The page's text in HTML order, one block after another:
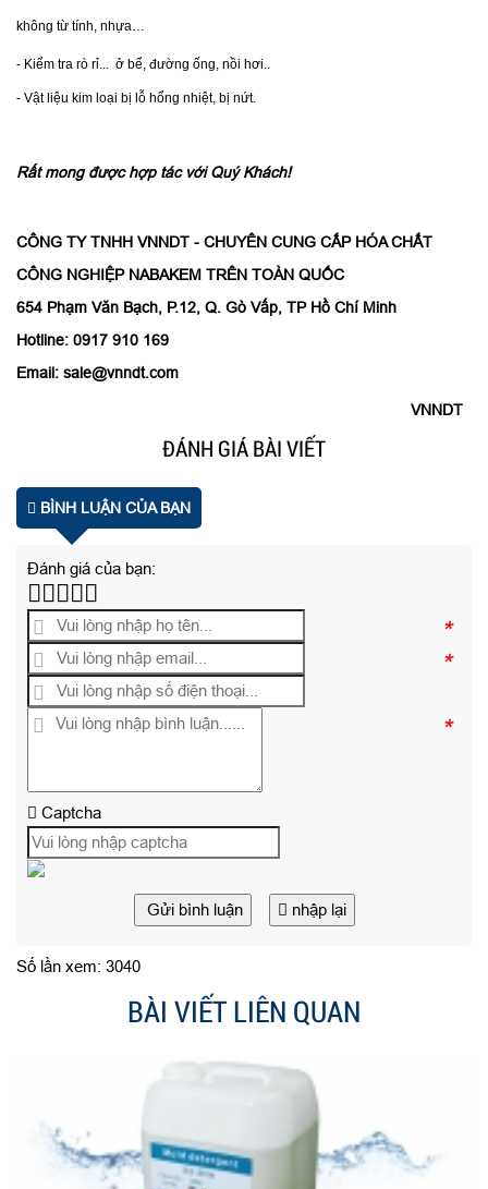
không từ tính, nhựa…
- Kiểm tra rò rỉ... ở bể, đường ống, nồi hơi..
- Vật liệu kim loại bị lỗ hổng nhiệt, bị nứt.
Rất mong được hợp tác với Quý Khách!
CÔNG TY TNHH VNNDT - CHUYÊN CUNG CẤP HÓA CHẤT
CÔNG NGHIỆP NABAKEM TRÊN TOÀN QUỐC
654 Phạm Văn Bạch, P.12, Q. Gò Vấp, TP Hồ Chí Minh
Hotline: 0917 910 169
Email: sale@vnndt.com
VNNDT
ĐÁNH GIÁ BÀI VIẾT
BÌNH LUẬN CỦA BẠN
Đánh giá của bạn:
*
*
*
Captcha
Gửi bình luận nhập lại
Số lần xem: 3040
BÀI VIẾT LIÊN QUAN